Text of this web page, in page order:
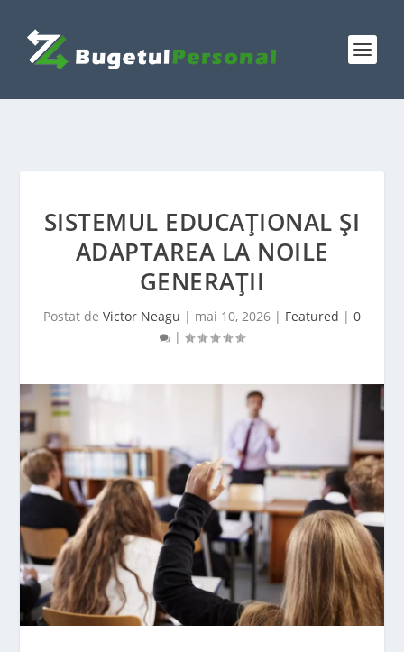
SISTEMUL EDUCAȚIONAL ȘI
ADAPTAREA LA NOILE
GENERAȚII
Postat de Victor Neagu | mai 10, 2026 | Featured | 0
|